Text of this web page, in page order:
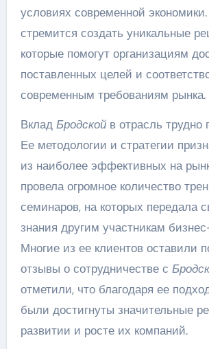
условиях современной
стремится создать уникальные
которые помогут организациям
поставленных целей и
современным требованиям рынка.
Вклад Бродскойв отрасль трудно
Ее методологии и стратегии
из наиболее эффективных на
провела огромное количество
семинаров, на которых передала
знания другим участникам
Многие из ее клиентов оставили
отзывы о сотрудничестве с
отметили, что благодаря ее
были достигнуты значительные
развитии и росте их компаний.